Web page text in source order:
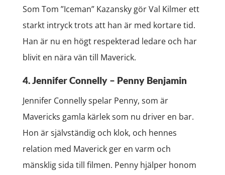
Som Tom ”Iceman” Kazansky gör Val Kilmer ett
starkt intryck trots att han är med kortare tid.
Han är nu en högt respekterad ledare och har
blivit en nära vän till Maverick.
4. Jennifer Connelly – Penny Benjamin
Jennifer Connelly spelar Penny, som är
Mavericks gamla kärlek som nu driver en bar.
Hon är självständig och klok, och hennes
relation med Maverick ger en varm och
mänsklig sida till filmen. Penny hjälper honom